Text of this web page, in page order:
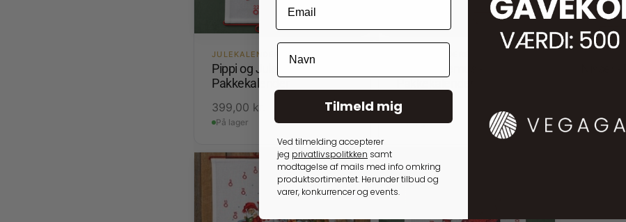
JULEKALENDERE
Pippi og Juletræet -
Pakkekalender
399,00 kr.
På lager
340,00
På lager
Nisser
På lager
UDSALG
Tilmeld mig
Ved tilmelding accepterer
jeg privatlivspolitkken samt
modtagelse af mails med info omkring
produktsortimentet. Herunder tilbud og
varer, konkurrencer og events.